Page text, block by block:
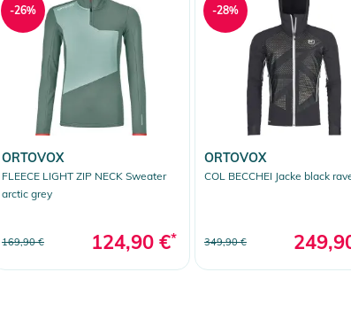
ORTOVOX
FLEECE LIGHT ZIP NECK Sweater
arctic grey
169,90 € 124,90 €*
-26%
ORTOVOX
COL BECCHEI Jacke black
349,90 €
-28%